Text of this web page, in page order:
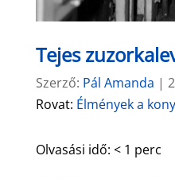
Tejes
Szerző: Pál Amanda |
Rovat: Élmények a
Olvasási idő: < 1 perc